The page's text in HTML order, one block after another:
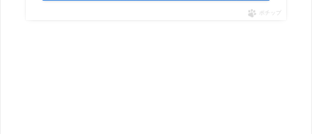
ポチップ